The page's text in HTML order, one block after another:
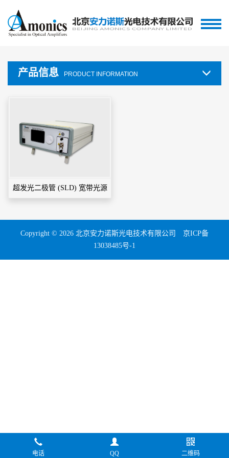
产品信息 PRODUCT INFORMATION
超发光二极管 (SLD) 宽带光源
Copyright © 2026 北京安力诺斯光电技术有限公司 京ICP备
13038485号-1
电话 QQ 二维码